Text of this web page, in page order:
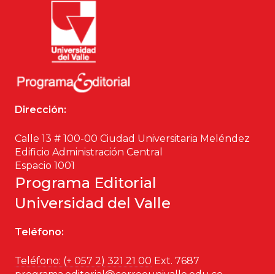
Dirección:
Calle 13 # 100-00 Ciudad Universitaria Meléndez
Edificio Administración Central
Espacio 1001
Programa Editorial
Universidad del Valle
Teléfono:
Teléfono: (+ 057 2) 321 21 00 Ext. 7687